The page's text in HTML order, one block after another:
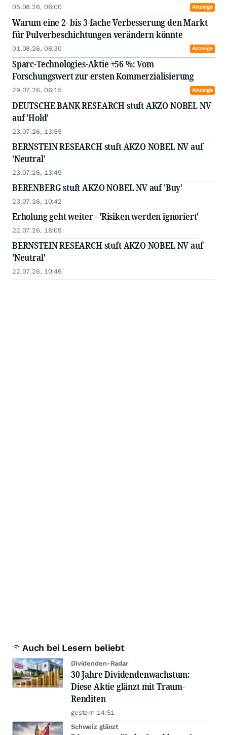
05.08.26, 06:00 Anzeige
Warum eine 2- bis 3-fache Verbesserung den Markt
für Pulverbeschichtungen verändern könnte
01.08.26, 06:30 Anzeige
Sparc-Technologies-Aktie +56 %: Vom
Forschungswert zur ersten Kommerzialisierung
29.07.26, 06:15 Anzeige
DEUTSCHE BANK RESEARCH stuft AKZO NOBEL NV
auf 'Hold'
23.07.26, 13:55
BERNSTEIN RESEARCH stuft AKZO NOBEL NV auf
'Neutral'
23.07.26, 13:49
BERENBERG stuft AKZO NOBEL NV auf 'Buy'
23.07.26, 10:42
Erholung geht weiter - 'Risiken werden ignoriert'
22.07.26, 18:09
BERNSTEIN RESEARCH stuft AKZO NOBEL NV auf
'Neutral'
22.07.26, 10:46
Auch bei Lesern beliebt
Dividenden-Radar
30 Jahre Dividendenwachstum:
Diese Aktie glänzt mit Traum-
Renditen
gestern 14:51
Schweiz glänzt